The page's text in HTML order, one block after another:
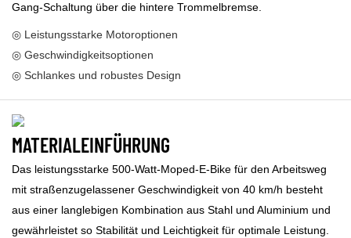
Gang-Schaltung über die hintere Trommelbremse.
◎ Leistungsstarke Motoroptionen
◎ Geschwindigkeitsoptionen
◎ Schlankes und robustes Design
MATERIALEINFÜHRUNG
Das leistungsstarke 500-Watt-Moped-E-Bike für den Arbeitsweg
mit straßenzugelassener Geschwindigkeit von 40 km/h besteht
aus einer langlebigen Kombination aus Stahl und Aluminium und
gewährleistet so Stabilität und Leichtigkeit für optimale Leistung.